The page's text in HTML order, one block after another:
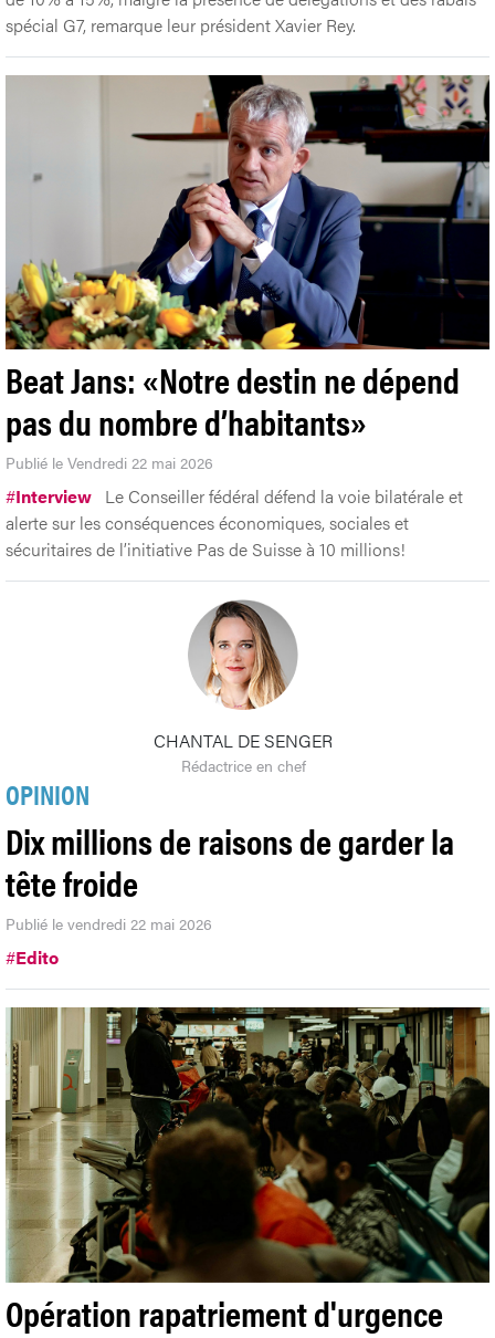
spécial G7, remarque leur président Xavier Rey.
Beat Jans: «Notre destin ne dépend
pas du nombre d’habitants»
Publié le Vendredi 22 mai 2026
#Interview Le Conseiller fédéral défend la voie bilatérale et
alerte sur les conséquences économiques, sociales et
sécuritaires de l’initiative Pas de Suisse à 10 millions!
CHANTAL DE SENGER
Rédactrice en chef
OPINION
Dix millions de raisons de garder la
tête froide
Publié le vendredi 22 mai 2026
#Edito
Opération rapatriement d'urgence